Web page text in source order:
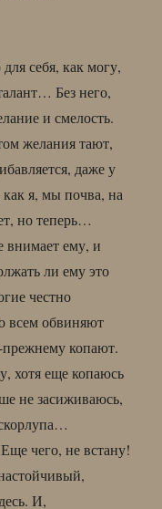
себя, как могу,
Без него,
и смелость.
желания тают,
даже у
я, мы почва, на
но теперь…
внимает ему, и
ли ему это
честно
всем обвиняют
прежнему копают.
хотя еще копаюсь
не засиживаюсь,
чего, не встану!
И,